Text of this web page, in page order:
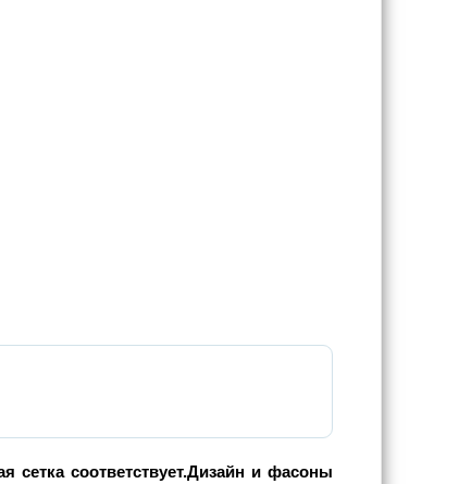
сетка соответствует.Дизайн и фасоны